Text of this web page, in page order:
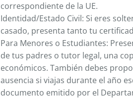
correspondiente de la UE.
Identidad/Estado Civil: Si eres
casado, presenta tanto tu
Para Menores o Estudiantes:
de tus padres o tutor legal, una
económicos. También debes
ausencia si viajas durante el año
documento emitido por el